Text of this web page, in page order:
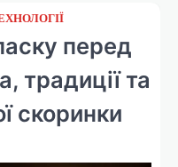
перед
традиції та
скоринки